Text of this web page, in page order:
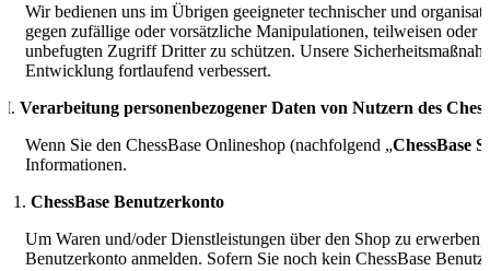
Wir bedienen uns im Übrigen geeigneter technischer und
gegen zufällige oder vorsätzliche Manipulationen, teilweisen oder
unbefugten Zugriff Dritter zu schützen. Unsere
Entwicklung fortlaufend verbessert.
Verarbeitung personenbezogener Daten von Nutzern des
Wenn Sie den ChessBase Onlineshop (nachfolgend „ChessBase
Informationen.
ChessBase Benutzerkonto
Um Waren und/oder Dienstleistungen über den Shop zu
Benutzerkonto anmelden. Sofern Sie noch kein ChessBase